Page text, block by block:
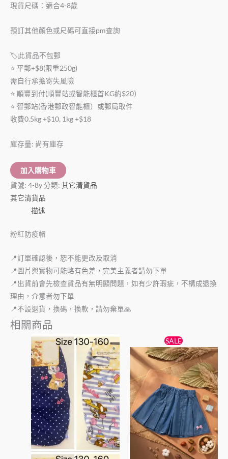
現貨尺碼：適合4-8歲
預訂其他顏色或尺碼可直接pm查詢
🏷此貨品不包郵
⭐️ 平郵+$8(限重250g)
需自行承擔寄失風險
⭐️ 順豐到付(順豐站或智能櫃首KG約$20）
⭐️ 智郵站(香港郵政智能櫃）或郵局取件
收費0.5kg +$10, 1kg +$18
庫存量: 尚有庫存
加入購物車
貨號: 4-8y分類: 其它清貨品
其它清貨品
描述
粉紅防疫帽
📍訂單確認後，恕不能更改及取消
📍圖片與實物可能略有色差，完美主義者請勿下單
📍出貨前會先檢查貨品有無明顯問題，如有少許瑕疵，不構成退換
理由，介意者勿下單
📍不設退貨，換碼，換款，請勿棄單🙏
相關商品
此
產
品
有
多
種
款
式。
可
在
SALE
始
價
格：
$129。
目
前
價
格：
$60。